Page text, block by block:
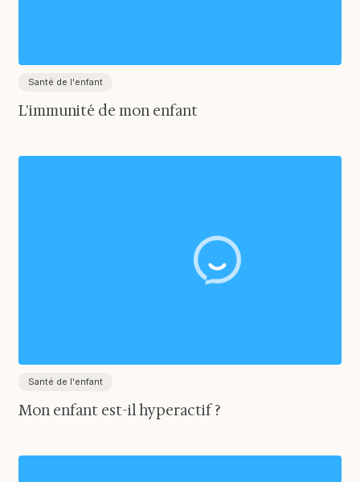
Santé de l'enfant
L'immunité de mon enfant
Santé de l'enfant
Mon enfant est-il hyperactif ?